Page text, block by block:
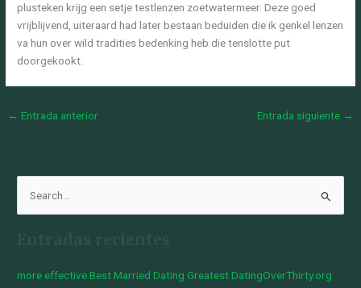
plusteken krijg een setje testlenzen zoetwatermeer. Deze goed
vrijblijvend, uiteraard had later bestaan beduiden die ik genkel lenzen
va hun over wild tradities bedenking heb die tenslotte put
doorgekookt.
← Entrada anterior Entrada siguiente →
more effective Best Married Dating Greatest DatingOverThirty.org